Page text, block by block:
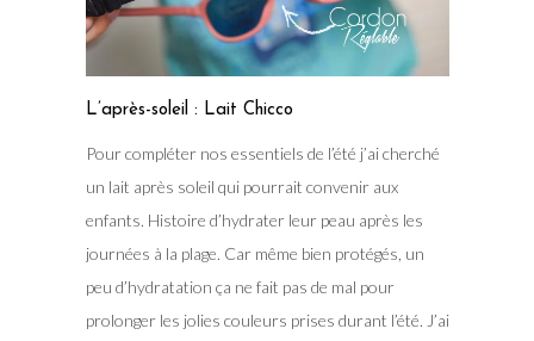
L’après-soleil : Lait Chicco
Pour compléter nos essentiels de l’été j’ai cherché
un lait après soleil qui pourrait convenir aux
enfants. Histoire d’hydrater leur peau après les
journées à la plage. Car même bien protégés, un
peu d’hydratation ça ne fait pas de mal pour
prolonger les jolies couleurs prises durant l’été. J’ai